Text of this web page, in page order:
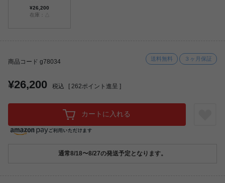
¥26,200
在庫：△
商品コード g78034 送料無料 ３ヶ月保証
¥26,200 税込 [ 262ポイント進呈 ]
カートに入れる
通常8/18〜8/27の発送予定となります。